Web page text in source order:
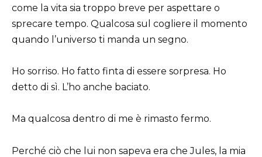
come la vita sia troppo breve per aspettare o
sprecare tempo. Qualcosa sul cogliere il momento
quando l’universo ti manda un segno.
Ho sorriso. Ho fatto finta di essere sorpresa. Ho
detto di sì. L’ho anche baciato.
Ma qualcosa dentro di me è rimasto fermo.
Perché ciò che lui non sapeva era che Jules, la mia